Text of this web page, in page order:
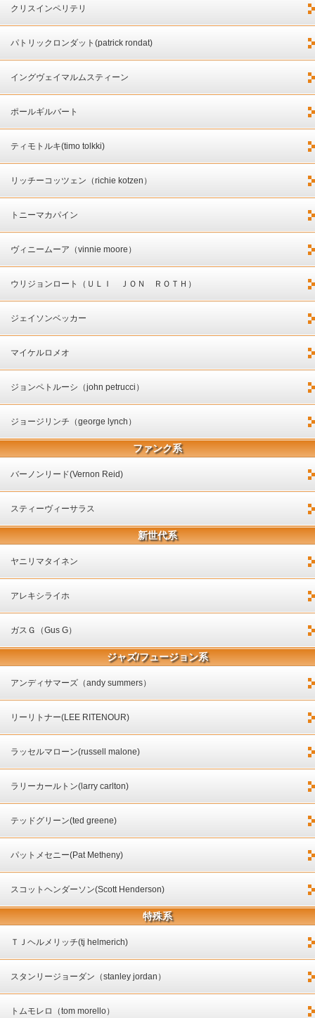
クリスインペリテリ
パトリックロンダット(patrick rondat)
イングヴェイマルムスティーン
ポールギルバート
ティモトルキ(timo tolkki)
リッチーコッツェン（richie kotzen）
トニーマカパイン
ヴィニームーア（vinnie moore）
ウリジョンロート（ＵＬＩ ＪＯＮ ＲＯＴＨ）
ジェイソンベッカー
マイケルロメオ
ジョンペトルーシ（john petrucci）
ジョージリンチ（george lynch）
ファンク系
バーノンリード(Vernon Reid)
スティーヴィーサラス
新世代系
ヤニリマタイネン
アレキシライホ
ガスＧ（Gus G）
ジャズ/フュージョン系
アンディサマーズ（andy summers）
リーリトナー(LEE RITENOUR)
ラッセルマローン(russell malone)
ラリーカールトン(larry carlton)
テッドグリーン(ted greene)
パットメセニー(Pat Metheny)
スコットヘンダーソン(Scott Henderson)
特殊系
ＴＪヘルメリッチ(tj helmerich)
スタンリージョーダン（stanley jordan）
トムモレロ（tom morello）